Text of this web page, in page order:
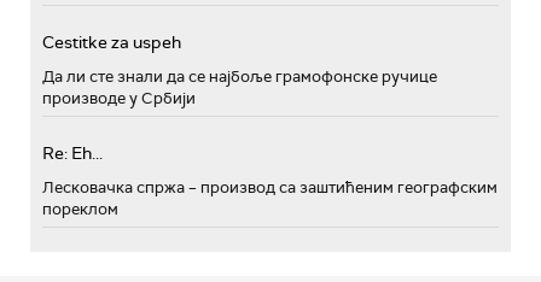
Cestitke za uspeh
Да ли сте знали да се најбоље грамофонске ручице
производе у Србији
Re: Eh...
Лесковачка спржа – производ са заштићеним географским
пореклом